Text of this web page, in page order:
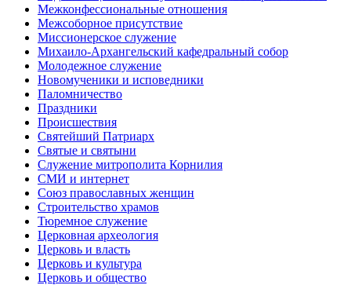
Межконфессиональные отношения
Межсоборное присутствие
Миссионерское служение
Михаило-Архангельский кафедральный собор
Молодежное служение
Новомученики и исповедники
Паломничество
Праздники
Происшествия
Святейший Патриарх
Святые и святыни
Служение митрополита Корнилия
СМИ и интернет
Союз православных женщин
Строительство храмов
Тюремное служение
Церковная археология
Церковь и власть
Церковь и культура
Церковь и общество